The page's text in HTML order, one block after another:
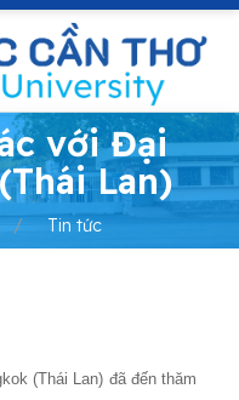
với Đại
Lan)
Tin tức
(Thái Lan) đã đến thăm